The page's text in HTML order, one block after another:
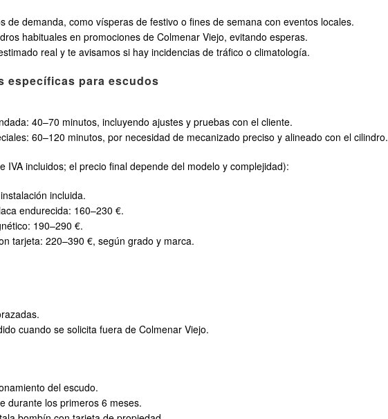
de demanda, como vísperas de festivo o fines de semana con eventos locales.
habituales en promociones de Colmenar Viejo, evitando esperas.
real y te avisamos si hay incidencias de tráfico o climatología.
específicas para escudos
40–70 minutos, incluyendo ajustes y pruebas con el cliente.
60–120 minutos, por necesidad de mecanizado preciso y alineado con el cilindro.
incluidos; el precio final depende del modelo y complejidad):
incluida.
endurecida: 160–230 €.
190–290 €.
tarjeta: 220–390 €, según grado y marca.
cuando se solicita fuera de Colmenar Viejo.
del escudo.
durante los primeros 6 meses.